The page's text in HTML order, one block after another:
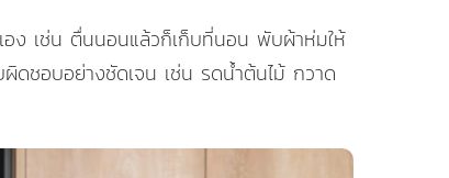
อง เช่น ตื่นนอนแล้วก็เก็บที่นอน พับผ้าห่มให้
ดชอบอย่างชัดเจน เช่น รดน้ำต้นไม้ กวาด